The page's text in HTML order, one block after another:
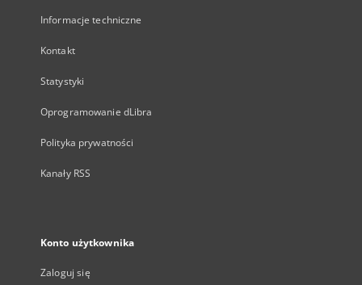
Informacje techniczne
Kontakt
Statystyki
Oprogramowanie dLibra
Polityka prywatności
Kanały RSS
Konto użytkownika
Zaloguj się